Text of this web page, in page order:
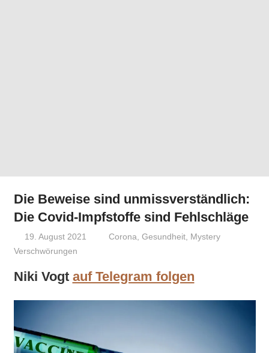
Die Beweise sind unmissverständlich:
Die Covid-Impfstoffe sind Fehlschläge
19. August 2021 Niki Vogt
Corona,Gesundheit, Mystery
Verschwörungen
Niki Vogt auf Telegram folgen